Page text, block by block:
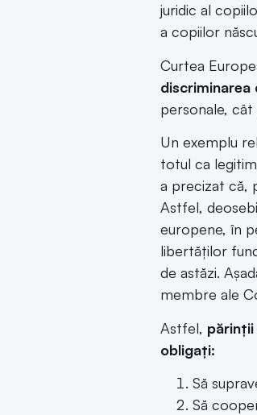
juridic al
a copiilor
Curtea
personale,
Un exemplu
totul ca
a precizat că,
Astfel,
europene, în
libertăților
de astăzi.
membre ale
Astfel, părinții
obligați:
Să
Să